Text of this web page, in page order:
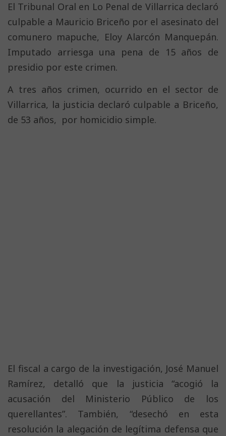
El Tribunal Oral en Lo Penal de Villarrica declaró
culpable a Mauricio Briceño por el asesinato del
comunero mapuche, Eloy Alarcón Manquepán.
Imputado arriesga una pena de 15 años de
presidio por este crimen.
A tres años crimen, ocurrido en el sector de
Villarrica, la justicia declaró culpable a Briceño,
de 53 años, por homicidio simple.
El fiscal a cargo de la investigación, José Manuel
Ramírez, detalló que la justicia “acogió la
acusación del Ministerio Público de los
querellantes”. También, “desechó en esta
resolución la alegación de legítima defensa que